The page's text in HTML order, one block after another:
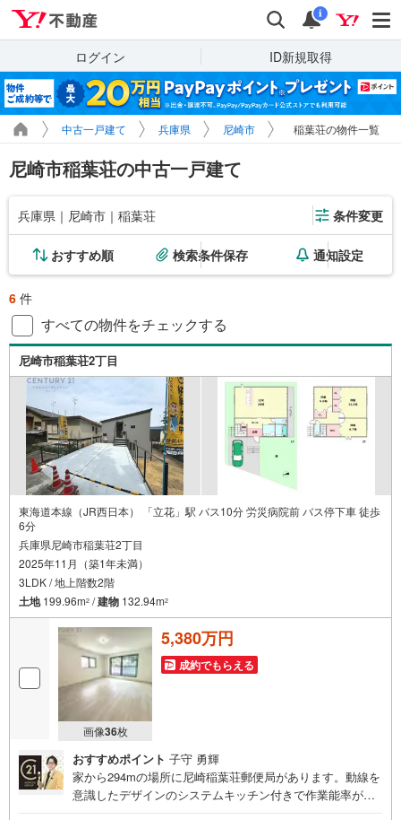
検索 通知
i
ログイン ID新規取得
中古一戸建て 兵庫県 尼崎市 稲葉荘の物件一覧
尼崎市稲葉荘の中古一戸建て
兵庫県｜尼崎市｜稲葉荘 条件変更
おすすめ順 検索条件保存 通知設定
6 件
すべての物件をチェックする
尼崎市稲葉荘2丁目
東海道本線（JR西日本） 「立花」駅 バス10分 労災病院前 バス停下車 徒歩
6分
兵庫県尼崎市稲葉荘2丁目
2025年11月（築1年未満）
3LDK / 地上階数2階
土地199.96m2 /建物 132.94m2
画像36枚
5,380万円
成約でもらえる
おすすめポイント 子守 勇輝
家から294mの場所に尼崎稲葉荘郵便局があります。動線を
意識したデザインのシステムキッチン付きで作業能率が上